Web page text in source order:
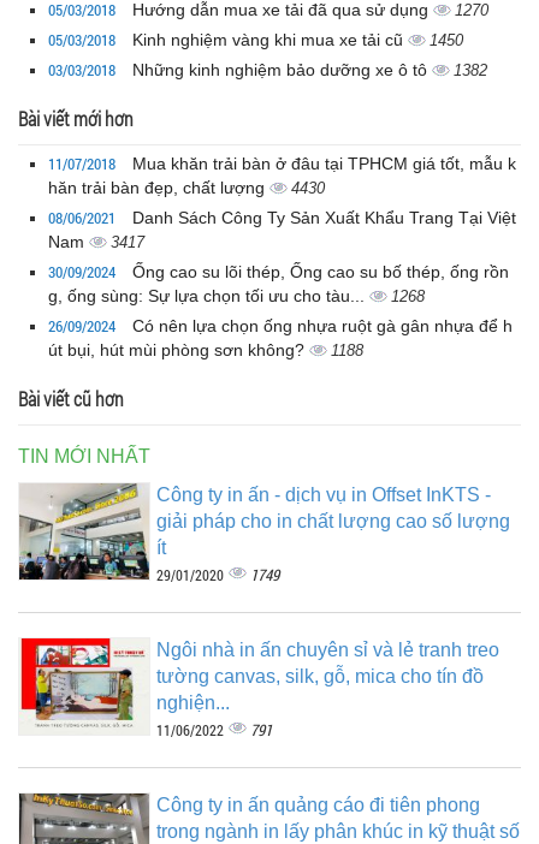
05/03/2018 Hướng dẫn mua xe tải đã qua sử dụng 1270
05/03/2018 Kinh nghiệm vàng khi mua xe tải cũ 1450
03/03/2018 Những kinh nghiệm bảo dưỡng xe ô tô 1382
Bài viết mới hơn
11/07/2018
Mua khăn trải bàn ở đâu tại TPHCM giá tốt, mẫu k
hăn trải bàn đẹp, chất lượng
4430
08/06/2021
Danh Sách Công Ty Sản Xuất Khẩu Trang Tại Việt
Nam
3417
30/09/2024
Ống cao su lõi thép, Ống cao su bố thép, ống rồn
g, ống sùng: Sự lựa chọn tối ưu cho tàu...
1268
26/09/2024
Có nên lựa chọn ống nhựa ruột gà gân nhựa để h
út bụi, hút mùi phòng sơn không?
1188
Bài viết cũ hơn
TIN MỚI NHẤT
Công ty in ấn - dịch vụ in Offset InKTS -
giải pháp cho in chất lượng cao số lượng
ít
29/01/2020 1749
Ngôi nhà in ấn chuyên sỉ và lẻ tranh treo
tường canvas, silk, gỗ, mica cho tín đồ
nghiện...
11/06/2022 791
Công ty in ấn quảng cáo đi tiên phong
trong ngành in lấy phân khúc in kỹ thuật số